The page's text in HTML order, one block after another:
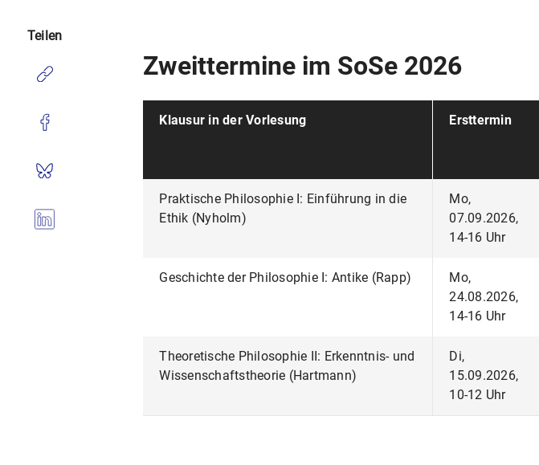
Zweittermine im SoSe 2026
Klausur in der Vorlesung Ersttermin
Praktische Philosophie I: Einführung in die
Ethik (Nyholm)
Mo,
07.09.2026,
14-16 Uhr
Geschichte der Philosophie I: Antike (Rapp)
Mo,
24.08.2026,
14-16 Uhr
Theoretische Philosophie II: Erkenntnis- und
Wissenschaftstheorie (Hartmann)
Di,
15.09.2026,
10-12 Uhr
Teilen